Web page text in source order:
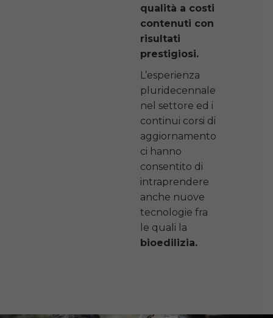
qualità a costi
contenuti con
risultati
prestigiosi.
L’esperienza
pluridecennale
nel settore ed i
continui corsi di
aggiornamento
ci hanno
consentito di
intraprendere
anche nuove
tecnologie fra
le quali la
bioedilizia.